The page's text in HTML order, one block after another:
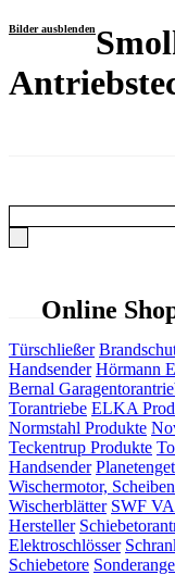
Bilder ausblenden
Online
Türschließer
Handsender Hörmann
Bernal
Torantriebe ELKA
Normstahl Produkte
Teckentrup Produkte
Handsender
Wischermotor,
Wischerblätter SWF
Hersteller
Elektroschlösser
Schiebetore